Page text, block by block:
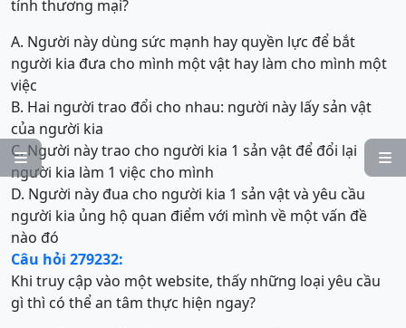


tính thương mại?
A. Người này dùng sức mạnh hay quyền lực để bắt
người kia đưa cho mình một vật hay làm cho mình một
việc
B. Hai người trao đổi cho nhau: người này lấy sản vật
của người kia
C. Người này trao cho người kia 1 sản vật để đổi lại
người kia làm 1 việc cho mình
D. Người này đua cho người kia 1 sản vật và yêu cầu
người kia ủng hộ quan điểm với mình về một vấn đề
nào đó
Câu hỏi 279232:
Khi truy cập vào một website, thấy những loại yêu cầu
gì thì có thể an tâm thực hiện ngay?